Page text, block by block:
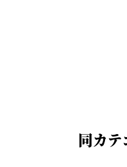
同カ